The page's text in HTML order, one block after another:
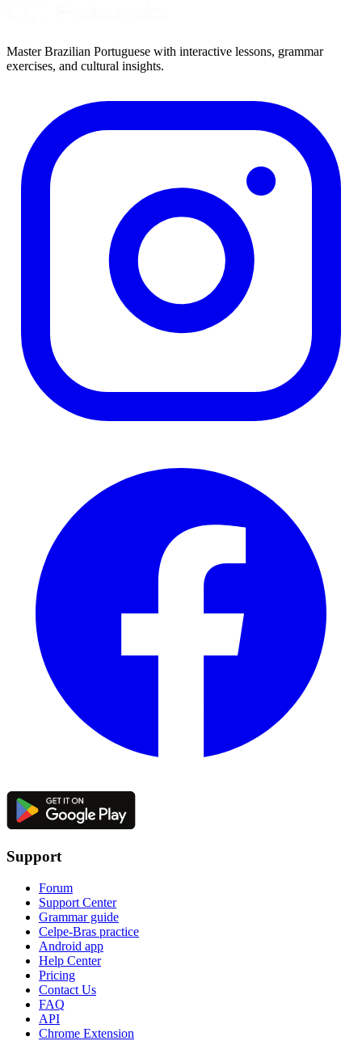
Master Brazilian Portuguese with interactive lessons, grammar
exercises, and cultural insights.
Support
Forum
Support Center
Grammar guide
Celpe-Bras practice
Android app
Help Center
Pricing
Contact Us
FAQ
API
Chrome Extension